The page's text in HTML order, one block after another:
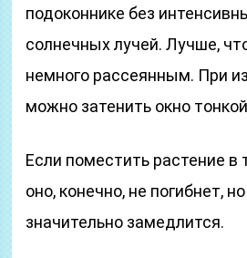
подоконнике без
солнечных лучей. Лучше,
немного рассеянным. При
можно затенить окно
Если поместить растение в
оно, конечно, не погибнет,
значительно замедлится.